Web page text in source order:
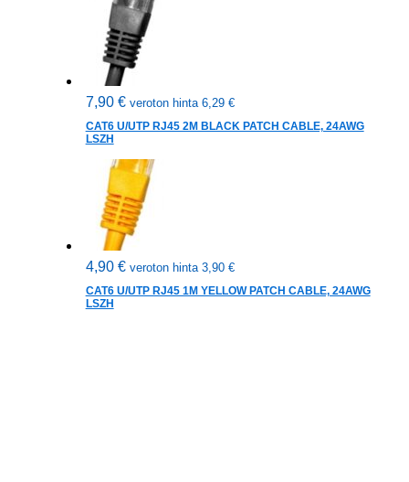
7,90 € veroton hinta 6,29 €
CAT6 U/UTP RJ45 2M BLACK PATCH CABLE, 24AWG
LSZH
4,90 € veroton hinta 3,90 €
CAT6 U/UTP RJ45 1M YELLOW PATCH CABLE, 24AWG
LSZH